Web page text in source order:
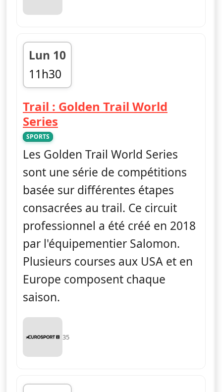
Lun 10
11h30
fin 12h30
Trail : Golden Trail World
Series
SPORTS
Les Golden Trail World Series
sont une série de compétitions
basée sur différentes étapes
consacrées au trail. Ce circuit
professionnel a été créé en 2018
par l'équipementier Salomon.
Plusieurs courses aux USA et en
Europe composent chaque
saison.
35